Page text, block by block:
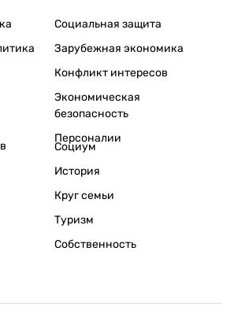
Социальная защита
Зарубежная экономика
Конфликт интересов
Экономическая
безопасность
Персоналии
Социум
История
Круг семьи
Туризм
Собственность